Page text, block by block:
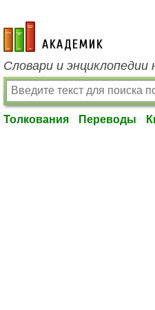
academic.ru
Словари и энциклопедии
Толкования Переводы